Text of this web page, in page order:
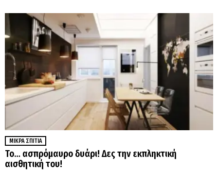
ΜΙΚΡΆ ΣΠΊΤΙΑ
Το… ασπρόμαυρο δυάρι! Δες την εκπληκτική
αισθητική του!